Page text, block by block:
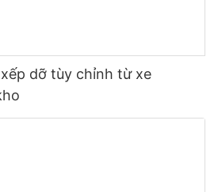
dỡ tùy chỉnh từ xe